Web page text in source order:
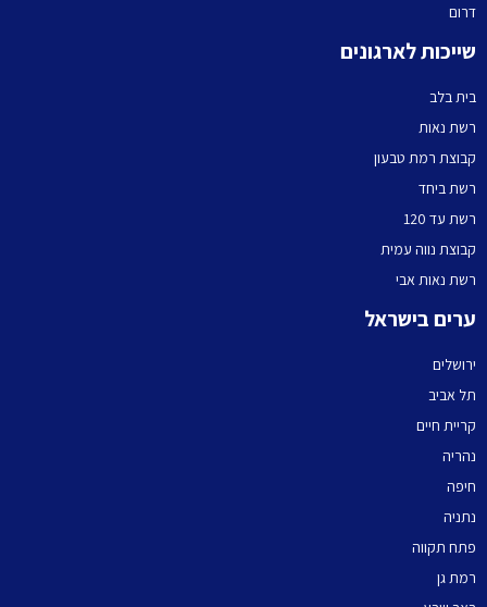
דרום
שייכות לארגונים
בית בלב
רשת נאות
קבוצת רמת טבעון
רשת ביחד
רשת עד 120
קבוצת נווה עמית
רשת נאות אבי
ערים בישראל
ירושלים
תל אביב
קריית חיים
נהריה
חיפה
נתניה
פתח תקווה
רמת גן